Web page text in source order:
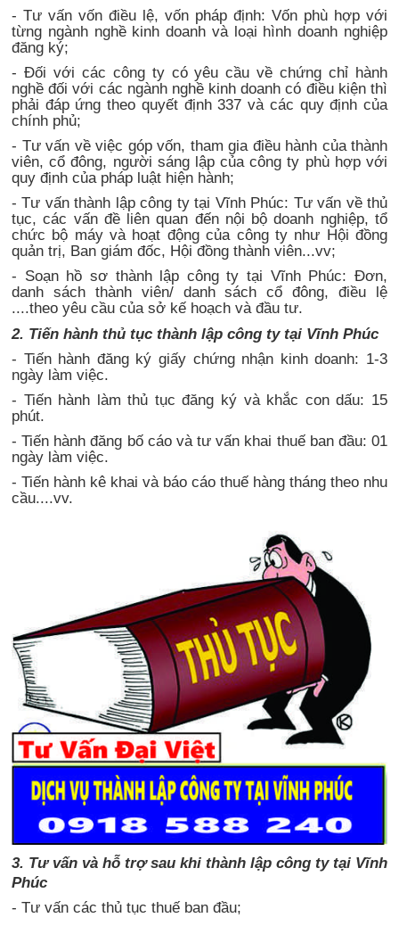
- Tư vấn vốn điều lệ, vốn pháp định: Vốn phù hợp với
từng ngành nghề kinh doanh và loại hình doanh nghiệp
đăng ký;
- Đối với các công ty có yêu cầu về chứng chỉ hành
nghề đối với các ngành nghề kinh doanh có điều kiện thì
phải đáp ứng theo quyết định 337 và các quy định của
chính phủ;
- Tư vấn về việc góp vốn, tham gia điều hành của thành
viên, cổ đông, người sáng lập của công ty phù hợp với
quy định của pháp luật hiện hành;
- Tư vấn thành lập công ty tại Vĩnh Phúc: Tư vấn về thủ
tục, các vấn đề liên quan đến nội bộ doanh nghiệp, tổ
chức bộ máy và hoạt động của công ty như Hội đồng
quản trị, Ban giám đốc, Hội đồng thành viên...vv;
- Soạn hồ sơ thành lập công ty tại Vĩnh Phúc: Đơn,
danh sách thành viên/ danh sách cổ đông, điều lệ
....theo yêu cầu của sở kế hoạch và đầu tư.
2. Tiến hành thủ tục thành lập công ty tại Vĩnh Phúc
- Tiến hành đăng ký giấy chứng nhận kinh doanh: 1-3
ngày làm việc.
- Tiến hành làm thủ tục đăng ký và khắc con dấu: 15
phút.
- Tiến hành đăng bố cáo và tư vấn khai thuế ban đầu: 01
ngày làm việc.
- Tiến hành kê khai và báo cáo thuế hàng tháng theo nhu
cầu....vv.
3. Tư vấn và hỗ trợ sau khi thành lập công ty tại Vĩnh
Phúc
- Tư vấn các thủ tục thuế ban đầu;